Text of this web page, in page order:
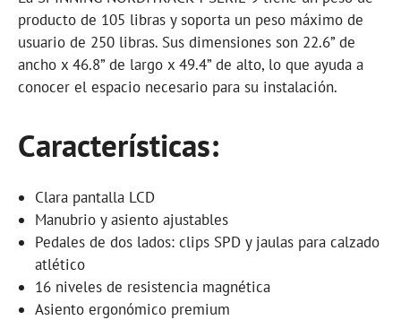
producto de 105 libras y soporta un peso máximo de
usuario de 250 libras. Sus dimensiones son 22.6” de
ancho x 46.8” de largo x 49.4” de alto, lo que ayuda a
conocer el espacio necesario para su instalación.
Características:
Clara pantalla LCD
Manubrio y asiento ajustables
Pedales de dos lados: clips SPD y jaulas para calzado
atlético
16 niveles de resistencia magnética
Asiento ergonómico premium